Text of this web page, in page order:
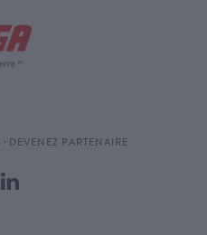
· DEVENEZ PARTENAIRE